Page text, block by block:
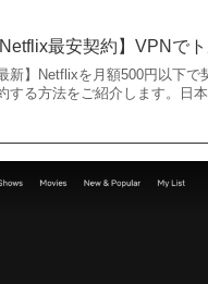
Netflix最安契約】VPNで
最新】Netflixを月額500円以下
する方法をご紹介します。日